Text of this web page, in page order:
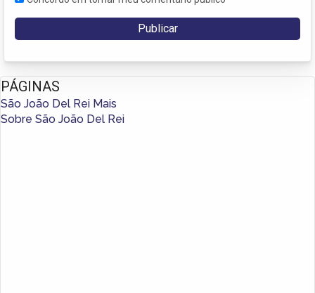
PÁGINAS
São João Del Rei Mais
Sobre São João Del Rei